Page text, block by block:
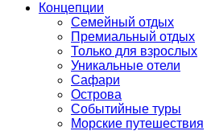
Концепции
Семейный отдых
Премиальный отдых
Только для взрослых
Уникальные отели
Сафари
Острова
Событийные туры
Морские путешествия